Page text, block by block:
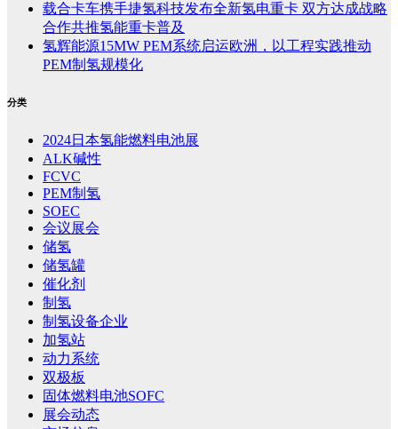
载合卡车携手捷氢科技发布全新氢电重卡 双方达成战略
合作共推氢能重卡普及
氢辉能源15MW PEM系统启运欧洲，以工程实践推动
PEM制氢规模化
分类
2024日本氢能燃料电池展
ALK碱性
FCVC
PEM制氢
SOEC
会议展会
储氢
储氢罐
催化剂
制氢
制氢设备企业
加氢站
动力系统
双极板
固体燃料电池SOFC
展会动态